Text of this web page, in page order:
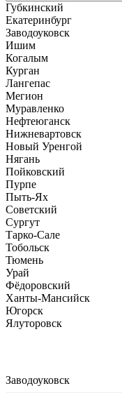
Губкинский
Екатеринбург
Заводоуковск
Ишим
Когалым
Курган
Лангепас
Мегион
Муравленко
Нефтеюганск
Нижневартовск
Новый Уренгой
Нягань
Пойковский
Пурпе
Пыть-Ях
Советский
Сургут
Тарко-Сале
Тобольск
Тюмень
Урай
Фёдоровский
Ханты-Мансийск
Югорск
Ялуторовск
Заводоуковск